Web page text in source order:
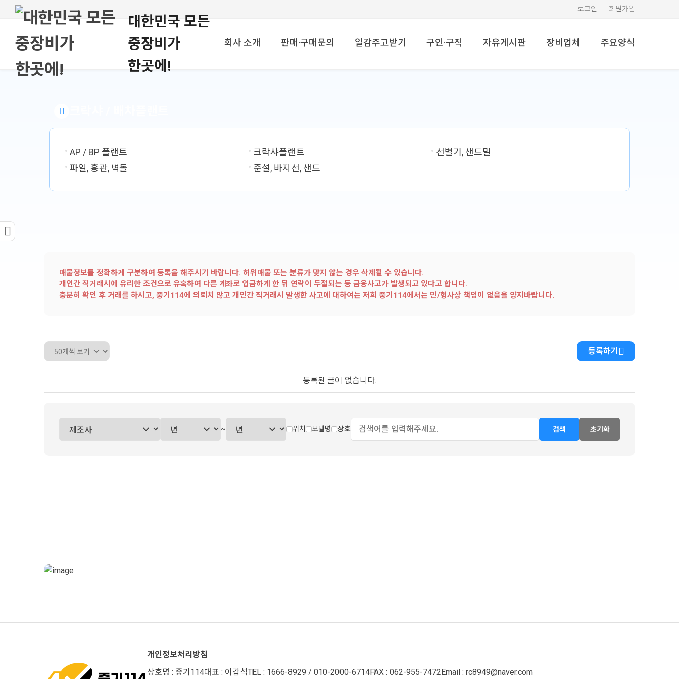
로그인 회원가입
대한민국 모든
중장비가
한곳에!
회사 소개 판매·구매문의 일감주고받기 구인·구직 자유게시판 장비업체 주요양식
AP / BP 플랜트 크락샤플랜트
선별기, 샌드밀
파일, 흉관, 벽돌
준설, 바지선, 샌드
매물정보를 정확하게 구분하여 등록을 해주시기 바랍니다. 허위매물 또는 분류가 맞지 않는 경우 삭제될 수 있습니다.
개인간 직거래시에 유리한 조건으로 유혹하여 다른 계좌로 입금하게 한 뒤 연락이 두절되는 등 금융사고가 발생되고 있다고 합니다.
충분히 확인 후 거래를 하시고, 중기114에 의뢰치 않고 개인간 직거래시 발생한 사고에 대하여는 저희 중기114에서는 민/형사상 책임이 없음을 양지바랍니다.
등록하기
등록된 글이 없습니다.
~ 위치 모델명 상호
개인정보처리방침
상호명 : 중기114대표 : 이갑석TEL : 1666-8929 / 010-2000-6714FAX : 062-955-7472Email : rc8949@naver.com